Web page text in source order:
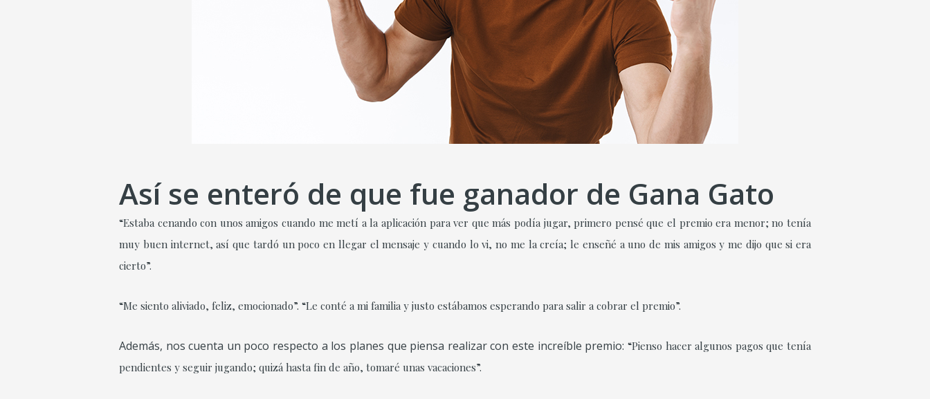
Así se enteró de que fue ganador de Gana Gato
“Estaba cenando con unos amigos cuando me metí a la aplicación para ver que más podía jugar, primero pensé que el premio era menor; no tenía
muy buen internet, así que tardó un poco en llegar el mensaje y cuando lo vi, no me la creía; le enseñé a uno de mis amigos y me dijo que si era
cierto”.
“Me siento aliviado, feliz, emocionado”. “Le conté a mi familia y justo estábamos esperando para salir a cobrar el premio”.
Además, nos cuenta un poco respecto a los planes que piensa realizar con este increíble premio: “Pienso hacer algunos pagos que tenía
pendientes y seguir jugando; quizá hasta fin de año, tomaré unas vacaciones”.